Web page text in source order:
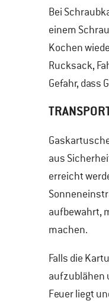
Bei
einem
Kochen
Rucksack,
Gefahr, dass
aus
erreicht
aufbewahrt,
machen.
Falls die
aufzublähen
Feuer liegt